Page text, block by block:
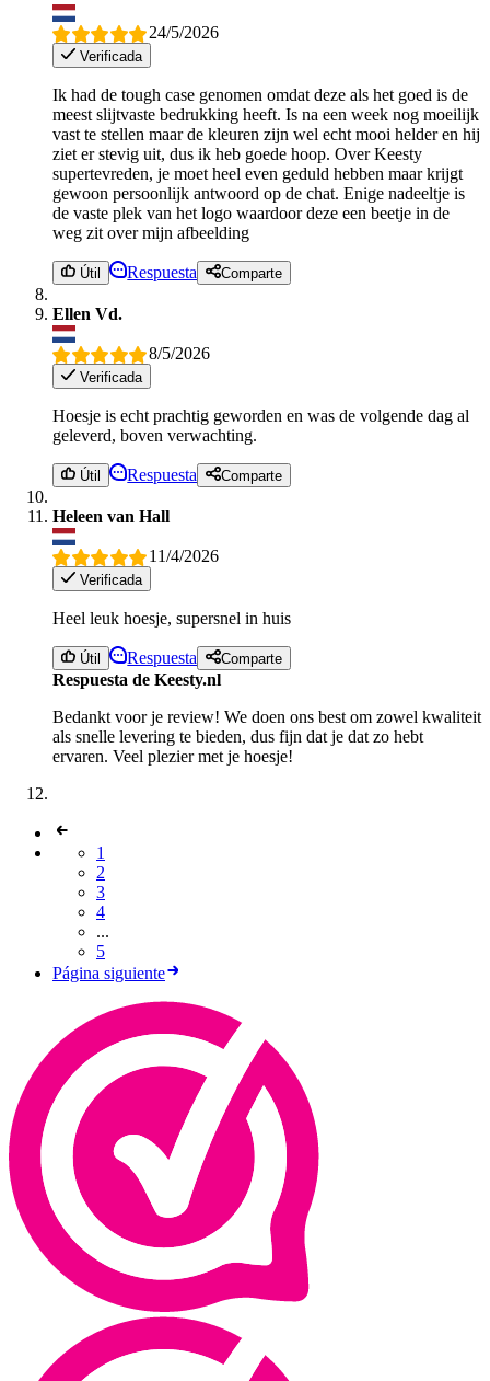
24/5/2026
Verificada
Ik had de tough case genomen omdat deze als het goed is de
meest slijtvaste bedrukking heeft. Is na een week nog moeilijk
vast te stellen maar de kleuren zijn wel echt mooi helder en hij
ziet er stevig uit, dus ik heb goede hoop. Over Keesty
supertevreden, je moet heel even geduld hebben maar krijgt
gewoon persoonlijk antwoord op de chat. Enige nadeeltje is
de vaste plek van het logo waardoor deze een beetje in de
weg zit over mijn afbeelding
Útil Respuesta Comparte
Ellen Vd.
8/5/2026
Verificada
Hoesje is echt prachtig geworden en was de volgende dag al
geleverd, boven verwachting.
Útil Respuesta Comparte
Heleen van Hall
11/4/2026
Verificada
Heel leuk hoesje, supersnel in huis
Útil Respuesta Comparte
Respuesta de Keesty.nl
Bedankt voor je review! We doen ons best om zowel kwaliteit
als snelle levering te bieden, dus fijn dat je dat zo hebt
ervaren. Veel plezier met je hoesje!
1
2
3
4
...
5
Página siguiente